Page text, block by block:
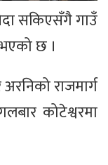
सकिएसँगै गाउँ
छ ।
राजमार्ग
कोटेश्वरमा